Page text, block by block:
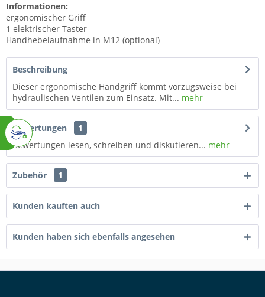
Informationen:
ergonomischer Griff
1 elektrischer Taster
Handhebelaufnahme in M12 (optional)
Beschreibung
Dieser ergonomische Handgriff kommt vorzugsweise bei
hydraulischen Ventilen zum Einsatz. Mit... mehr
Bewertungen
1
Bewertungen lesen, schreiben und diskutieren... mehr
Zubehör 1
Kunden kauften auch
Kunden haben sich ebenfalls angesehen